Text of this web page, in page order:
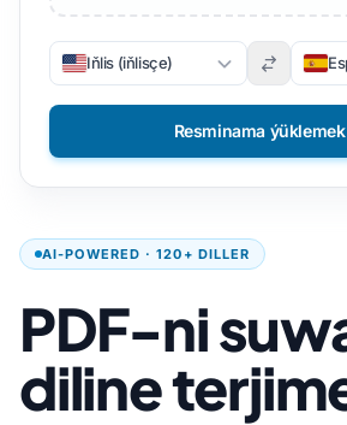
AI-POWERED · 120+ DILLER
PDF-ni
diline
Iňlis (iňlisçe)
Resminama ýüklemek